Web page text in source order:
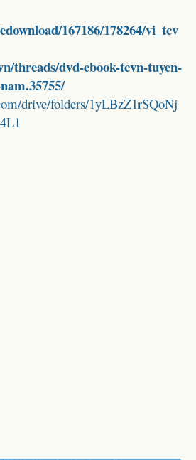
167186/178264/vi_tcv
threads/dvd-ebook-tcvn-tuyen-
drive/folders/1yLBzZ1rSQoNj